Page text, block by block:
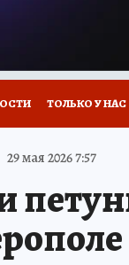
ТОЛЬКО У НАС
С МАЗУТОМ В
29 мая 2026 7:57